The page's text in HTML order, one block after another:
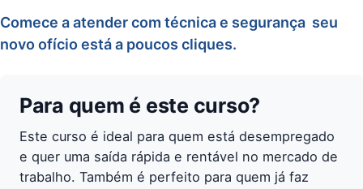
Comece a atender com técnica e segurança  seu
novo ofício está a poucos cliques.
Para quem é este curso?
Este curso é ideal para quem está desempregado
e quer uma saída rápida e rentável no mercado de
trabalho. Também é perfeito para quem já faz